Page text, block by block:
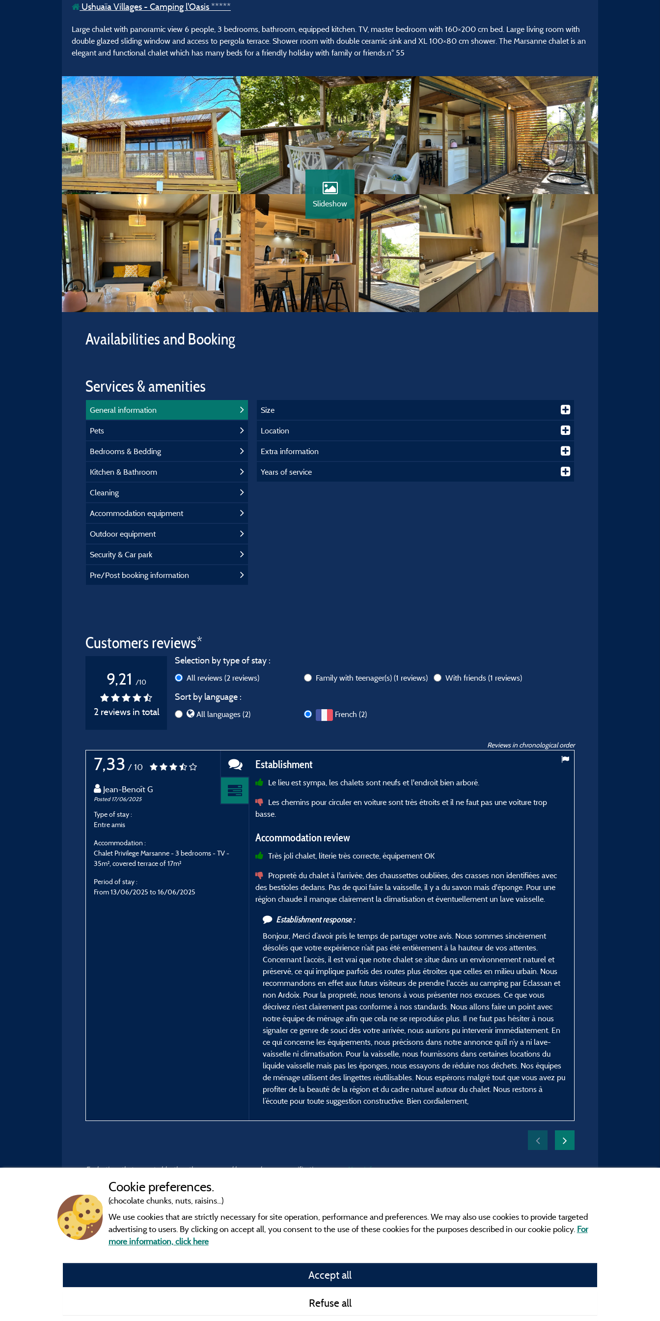
Ushuaïa Villages - Camping l'Oasis *****
Large chalet with panoramic view 6 people, 3 bedrooms, bathroom, equipped kitchen. TV, master bedroom with 160×200 cm bed. Large living room with
double glazed sliding window and access to pergola terrace. Shower room with double ceramic sink and XL 100×80 cm shower. The Marsanne chalet is an
elegant and functional chalet which has many beds for a friendly holiday with family or friends.n° 55
Slideshow
Availabilities and Booking
Services & amenities
General information
Pets
Bedrooms & Bedding
Kitchen & Bathroom
Cleaning
Accommodation equipment
Outdoor equipment
Security & Car park
Pre/Post booking information
Size
Location
Extra information
Years of service
Customers reviews*
9,21 /10
2 reviews in total
Selection by type of stay :
All reviews (2 reviews) Family with teenager(s)(1 reviews) With friends (1 reviews)
Sort by language :
All languages (2) French (2)
Reviews in chronological order
7,33 / 10
Jean-Benoît G
Posted 17/06/2025
Type of stay :
Entre amis
Accommodation :
Chalet Privilege Marsanne - 3 bedrooms - TV -
35m², covered terrace of 17m²
Period of stay :
From 13/06/2025 to 16/06/2025
Establishment
Le lieu est sympa, les chalets sont neufs et l'endroit bien arboré.
Les chemins pour circuler en voiture sont très étroits et il ne faut pas une voiture trop
basse.
Accommodation review
Très joli chalet, literie très correcte, équipement OK
Propreté du chalet à l'arrivée, des chaussettes oubliées, des crasses non identifiées avec
des bestioles dedans. Pas de quoi faire la vaisselle, il y a du savon mais d'éponge. Pour une
région chaude il manque clairement la climatisation et éventuellement un lave vaisselle.
Establishment response :
Bonjour, Merci d’avoir pris le temps de partager votre avis. Nous sommes sincèrement
désolés que votre expérience n’ait pas été entièrement à la hauteur de vos attentes.
Concernant l’accès, il est vrai que notre chalet se situe dans un environnement naturel et
préservé, ce qui implique parfois des routes plus étroites que celles en milieu urbain. Nous
recommandons en effet aux futurs visiteurs de prendre l'accès au camping par Eclassan et
non Ardoix. Pour la propreté, nous tenons à vous présenter nos excuses. Ce que vous
décrivez n’est clairement pas conforme à nos standards. Nous allons faire un point avec
notre équipe de ménage afin que cela ne se reproduise plus. Il ne faut pas hésiter à nous
signaler ce genre de souci dès votre arrivée, nous aurions pu intervenir immédiatement. En
ce qui concerne les équipements, nous précisons dans notre annonce qu’il n’y a ni lave-
vaisselle ni climatisation. Pour la vaisselle, nous fournissons dans certaines locations du
liquide vaisselle mais pas les éponges, nous essayons de réduire nos déchets. Nos équipes
de ménage utilisent des lingettes réutilisables. Nous espérons malgré tout que vous avez pu
profiter de la beauté de la région et du cadre naturel autour du chalet. Nous restons à
l’écoute pour toute suggestion constructive. Bien cordialement,
Evaluations that are not older than three years and have undergone a verification process.More info
Cookie preferences.
(chocolate chunks, nuts, raisins...)
We use cookies that are strictly necessary for site operation, performance and preferences. We may also use cookies to provide targeted
advertising to users. By clicking on accept all, you consent to the use of these cookies for the purposes described in our cookie policy. For
more information, click here
Accept all
Refuse all